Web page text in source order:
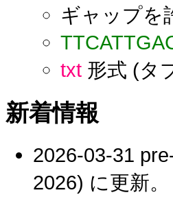
ギャップを
txt 形式 (タ
新着情報
2026-03-31
2026) に更新。